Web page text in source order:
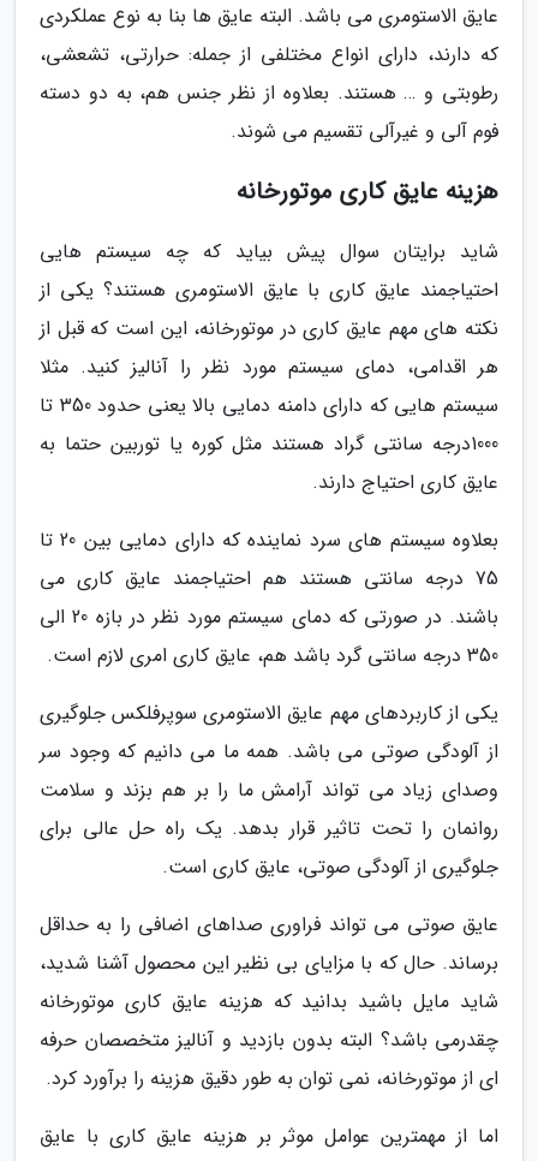
عایق الاستومری می باشد. البته عایق ها بنا به نوع عملکردی
که دارند، دارای انواع مختلفی از جمله: حرارتی، تشعشی،
رطوبتی و … هستند. بعلاوه از نظر جنس هم، به دو دسته
فوم آلی و غیرآلی تقسیم می شوند.
هزینه عایق کاری موتورخانه
شاید برایتان سوال پیش بیاید که چه سیستم هایی
احتیاجمند عایق کاری با عایق الاستومری هستند؟ یکی از
نکته های مهم عایق کاری در موتورخانه، این است که قبل از
هر اقدامی، دمای سیستم مورد نظر را آنالیز کنید. مثلا
سیستم هایی که دارای دامنه دمایی بالا یعنی حدود 350 تا
1000درجه سانتی گراد هستند مثل کوره یا توربین حتما به
عایق کاری احتیاج دارند.
بعلاوه سیستم های سرد نماینده که دارای دمایی بین 20 تا
75 درجه سانتی هستند هم احتیاجمند عایق کاری می
باشند. در صورتی که دمای سیستم مورد نظر در بازه 20 الی
350 درجه سانتی گرد باشد هم، عایق کاری امری لازم است.
یکی از کاربردهای مهم عایق الاستومری سوپرفلکس جلوگیری
از آلودگی صوتی می باشد. همه ما می دانیم که وجود سر
وصدای زیاد می تواند آرامش ما را بر هم بزند و سلامت
روانمان را تحت تاثیر قرار بدهد. یک راه حل عالی برای
جلوگیری از آلودگی صوتی، عایق کاری است.
عایق صوتی می تواند فراوری صداهای اضافی را به حداقل
برساند. حال که با مزایای بی نظیر این محصول آشنا شدید،
شاید مایل باشید بدانید که هزینه عایق کاری موتورخانه
چقدرمی باشد؟ البته بدون بازدید و آنالیز متخصصان حرفه
ای از موتورخانه، نمی توان به طور دقیق هزینه را برآورد کرد.
اما از مهمترین عوامل موثر بر هزینه عایق کاری با عایق